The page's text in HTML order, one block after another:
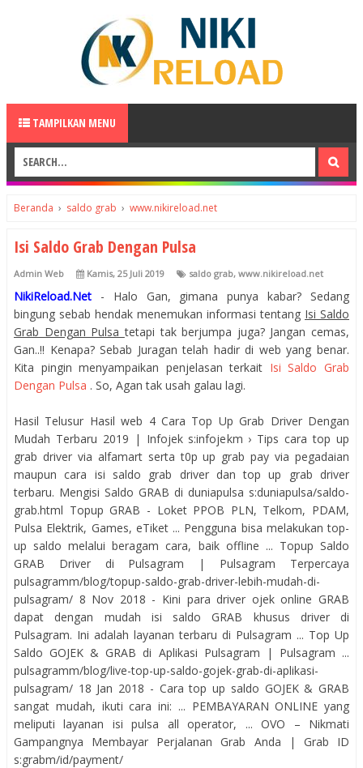
TAMPILKAN MENU
Beranda › saldo grab › www.nikireload.net
Isi Saldo Grab Dengan Pulsa
Admin Web Kamis, 25 Juli 2019 saldo grab, www.nikireload.net
NikiReload.Net - Halo Gan, gimana punya kabar? Sedang
bingung sebab hendak menemukan informasi tentang Isi Saldo
Grab Dengan Pulsatetapi tak berjumpa juga? Jangan cemas,
Gan..!! Kenapa? Sebab Juragan telah hadir di web yang benar.
Kita pingin menyampaikan penjelasan terkait Isi Saldo Grab
Dengan Pulsa . So, Agan tak usah galau lagi.
Hasil Telusur Hasil web 4 Cara Top Up Grab Driver Dengan
Mudah Terbaru 2019 | Infojek s:infojekm › Tips cara top up
grab driver via alfamart serta t0p up grab pay via pegadaian
maupun cara isi saldo grab driver dan top up grab driver
terbaru. Mengisi Saldo GRAB di duniapulsa s:duniapulsa/saldo-
grab.html Topup GRAB - Loket PPOB PLN, Telkom, PDAM,
Pulsa Elektrik, Games, eTiket ... Pengguna bisa melakukan top-
up saldo melalui beragam cara, baik offline ... Topup Saldo
GRAB Driver di Pulsagram | Pulsagram Terpercaya
pulsagramm/blog/topup-saldo-grab-driver-lebih-mudah-di-
pulsagram/ 8 Nov 2018 - Kini para driver ojek online GRAB
dapat dengan mudah isi saldo GRAB khusus driver di
Pulsagram. Ini adalah layanan terbaru di Pulsagram ... Top Up
Saldo GOJEK & GRAB di Aplikasi Pulsagram | Pulsagram ...
pulsagramm/blog/live-top-up-saldo-gojek-grab-di-aplikasi-
pulsagram/ 18 Jan 2018 - Cara top up saldo GOJEK & GRAB
sangat mudah, ikuti cara ini: ... PEMBAYARAN ONLINE yang
meliputi layanan isi pulsa all operator, ... OVO – Nikmati
Gampangnya Membayar Perjalanan Grab Anda | Grab ID
s:grabm/id/payment/